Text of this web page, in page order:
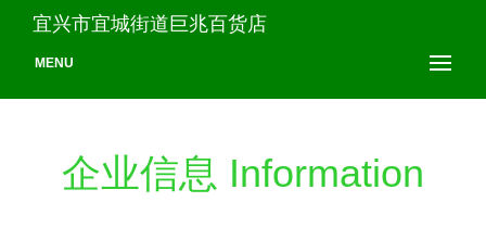
宜兴市宜城街道巨兆百货店
MENU
企业信息 Information